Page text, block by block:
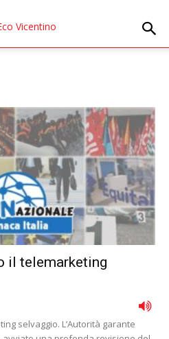
il telemarketing
selvaggio. L’Autorità garante